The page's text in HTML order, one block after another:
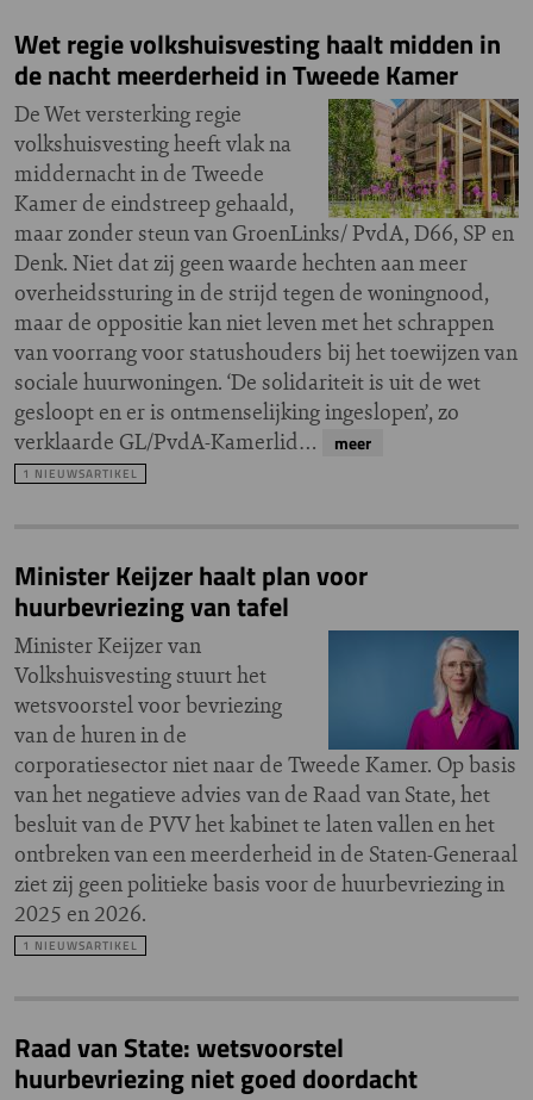
Wet regie volkshuisvesting haalt midden in
de nacht meerderheid in Tweede Kamer
De Wet versterking regie
volkshuisvesting heeft vlak na
middernacht in de Tweede
Kamer de eindstreep gehaald,
maar zonder steun van GroenLinks/ PvdA, D66, SP en
Denk. Niet dat zij geen waarde hechten aan meer
overheidssturing in de strijd tegen de woningnood,
maar de oppositie kan niet leven met het schrappen
van voorrang voor statushouders bij het toewijzen van
sociale huurwoningen. ‘De solidariteit is uit de wet
gesloopt en er is ontmenselijking ingeslopen’, zo
verklaarde GL/PvdA-Kamerlid…
meer
1 NIEUWSARTIKEL
Minister Keijzer haalt plan voor
huurbevriezing van tafel
Minister Keijzer van
Volkshuisvesting stuurt het
wetsvoorstel voor bevriezing
van de huren in de
corporatiesector niet naar de Tweede Kamer. Op basis
van het negatieve advies van de Raad van State, het
besluit van de PVV het kabinet te laten vallen en het
ontbreken van een meerderheid in de Staten-Generaal
ziet zij geen politieke basis voor de huurbevriezing in
2025 en 2026.
1 NIEUWSARTIKEL
Raad van State: wetsvoorstel
huurbevriezing niet goed doordacht